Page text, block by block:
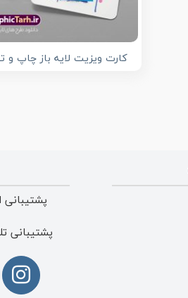
کارت ویزیت لایه باز چاپ و
پشتیبانی
پشتیبانی